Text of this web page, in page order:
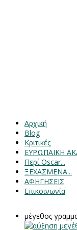
Αρχική
Blog
Κριτικές
ΕΥΡΩΠΑΙΚΗ
Περί Oscar...
ΞΕΧΑΣΜΕΝΑ...
ΑΦΗΓΗΣΕΙΣ
Επικοινωνία
μέγεθος